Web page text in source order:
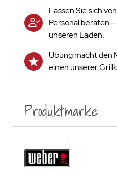
Lassen Sie sich
Personal beraten –
unseren Läden.
Übung macht den
einen unserer
Produktmarke